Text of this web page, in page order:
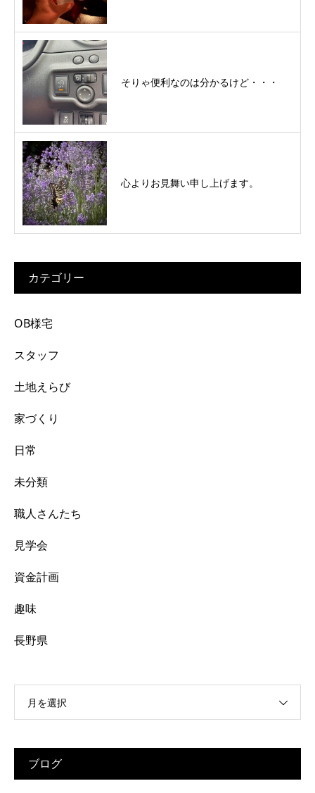
そりゃ便利なのは分かるけど・・・
心よりお見舞い申し上げます。
カテゴリー
OB様宅
スタッフ
土地えらび
家づくり
日常
未分類
職人さんたち
見学会
資金計画
趣味
長野県
月を選択
ブログ